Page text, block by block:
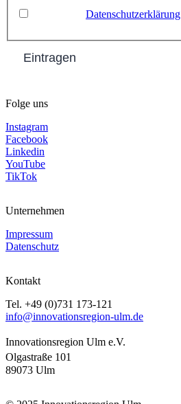
Datenschutzerklärung
Eintragen
Folge uns
Instagram
Facebook
Linkedin
YouTube
TikTok
Unternehmen
Impressum
Datenschutz
Kontakt
Tel. +49 (0)731 173-121
info@innovationsregion-ulm.de
Innovationsregion Ulm e.V.
Olgastraße 101
89073 Ulm